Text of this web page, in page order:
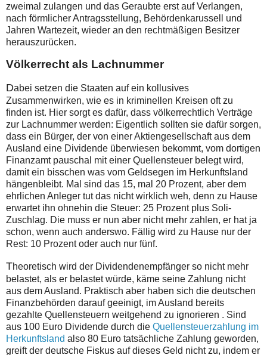
zweimal zulangen und das Geraubte erst auf Verlangen,
nach förmlicher Antragsstellung, Behördenkarussell und
Jahren Wartezeit, wieder an den rechtmäßigen Besitzer
herauszurücken.
Völkerrecht als Lachnummer
Dabei setzen die Staaten auf ein kollusives
Zusammenwirken, wie es in kriminellen Kreisen oft zu
finden ist. Hier sorgt es dafür, dass völkerrechtlich Verträge
zur Lachnummer werden: Eigentlich sollten sie dafür sorgen,
dass ein Bürger, der von einer Aktiengesellschaft aus dem
Ausland eine Dividende überwiesen bekommt, vom dortigen
Finanzamt pauschal mit einer Quellensteuer belegt wird,
damit ein bisschen was vom Geldsegen im Herkunftsland
hängenbleibt. Mal sind das 15, mal 20 Prozent, aber dem
ehrlichen Anleger tut das nicht wirklich weh, denn zu Hause
erwartet ihn ohnehin die Steuer: 25 Prozent plus Soli-
Zuschlag. Die muss er nun aber nicht mehr zahlen, er hat ja
schon, wenn auch anderswo. Fällig wird zu Hause nur der
Rest: 10 Prozent oder auch nur fünf.
Theoretisch wird der Dividendenempfänger so nicht mehr
belastet, als er belastet würde, käme seine Zahlung nicht
aus dem Ausland. Praktisch aber haben sich die deutschen
Finanzbehörden darauf geeinigt, im Ausland bereits
gezahlte Quellensteuern weitgehend zu ignorieren . Sind
aus 100 Euro Dividende durch die Quellensteuerzahlung im
Herkunftsland also 80 Euro tatsächliche Zahlung geworden,
greift der deutsche Fiskus auf dieses Geld nicht zu, indem er